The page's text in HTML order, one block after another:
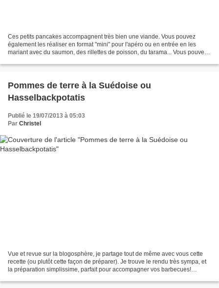
Ces petits pancakes accompagnent très bien une viande. Vous pouvez
également les réaliser en format "mini" pour l'apéro ou en entrée en les
mariant avec du saumon, des rillettes de poisson, du tarama... Vous pouvez
Pommes de terre à la Suédoise ou
Hasselbackpotatis
Publié le 19/07/2013 à 05:03
Par Christel
Vue et revue sur la blogosphère, je partage tout de même avec vous cette
recette (ou plutôt cette façon de préparer). Je trouve le rendu très sympa, et
la préparation simplissime, parfait pour accompagner vos barbecues!